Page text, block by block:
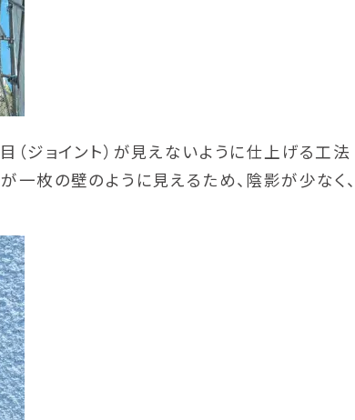
（ジョイント）が見えないように仕上げる工法
一枚の壁のように見えるため、陰影が少なく、